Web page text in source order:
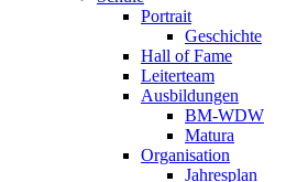
Portrait
Geschichte
Hall of Fame
Leiterteam
Ausbildungen
BM-WDW
Matura
Organisation
Jahresplan